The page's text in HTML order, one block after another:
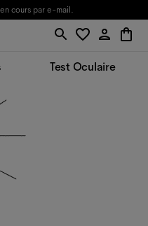
cours par e-mail.
Test Oculaire